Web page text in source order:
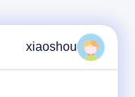
xiaoshou